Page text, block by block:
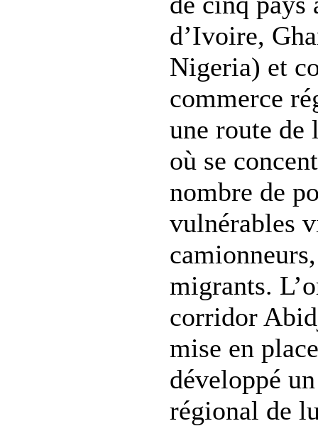
d’Ivoire,
Nigeria) et
commerce
une route de
où se
nombre de
vulnérables
migrants.
corridor
mise en
développé
régional de